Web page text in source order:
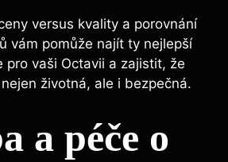
versus kvality a porovnání
vám pomůže najít ty nejlepší
pro vaši Octavii a zajistit, že
životná, ale i bezpečná.
a péče o